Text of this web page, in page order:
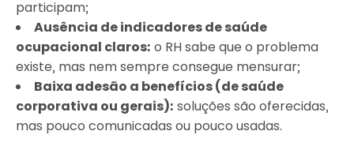
participam;
Ausência de indicadores de saúde
ocupacional claros: o RH sabe que o problema
existe, mas nem sempre consegue mensurar;
Baixa adesão a benefícios (de saúde
corporativa ou gerais): soluções são oferecidas,
mas pouco comunicadas ou pouco usadas.